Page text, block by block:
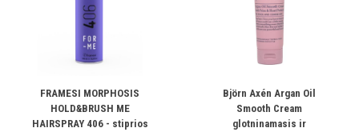
FRAMESI MORPHOSIS
HOLD&BRUSH ME
HAIRSPRAY 406 - stiprios
Björn Axén Argan Oil
Smooth Cream
glotninamasis ir